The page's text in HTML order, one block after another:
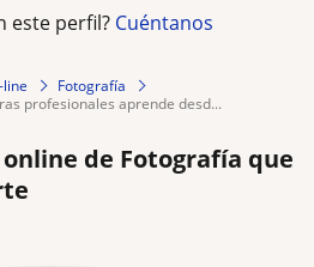
este perfil? Cuéntanos
line
Fotografía
profesionales aprende desd...
de Fotografía que